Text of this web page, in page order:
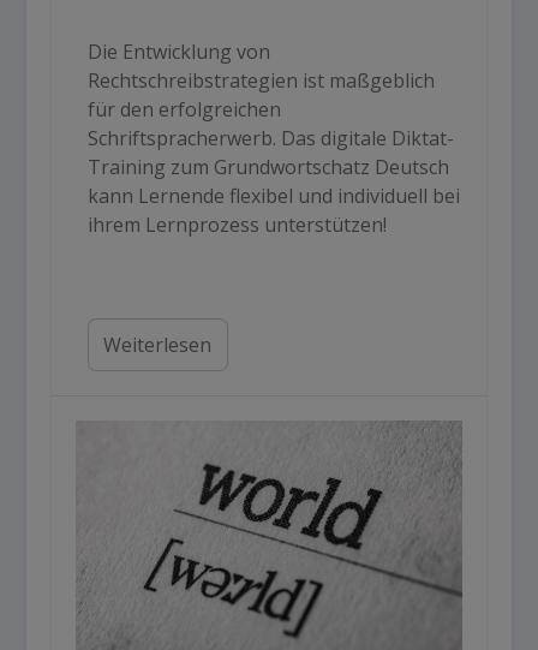
Die Entwicklung von
Rechtschreibstrategien ist maßgeblich
für den erfolgreichen
Schriftspracherwerb. Das digitale Diktat-
Training zum Grundwortschatz Deutsch
kann Lernende flexibel und individuell bei
ihrem Lernprozess unterstützen!
Weiterlesen